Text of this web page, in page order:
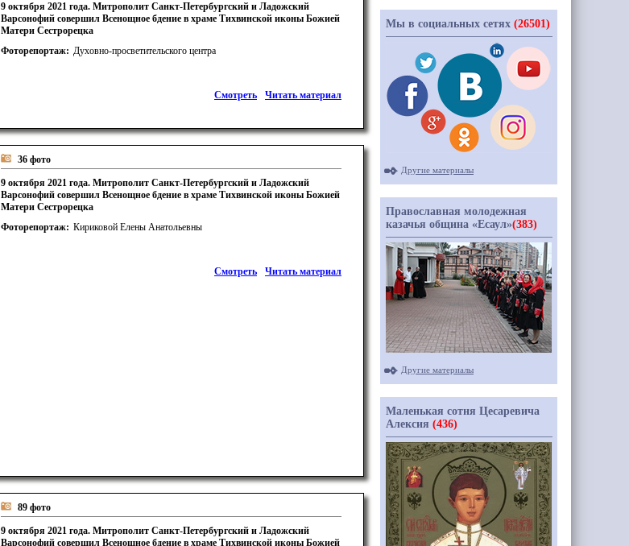
9 октября 2021 года. Митрополит Санкт-Петербургский и Ладожский
Варсонофий совершил Всенощное бдение в храме Тихвинской иконы Божией
Матери Сестрорецка
Фоторепортаж: Духовно-просветительского центра
Читать материал
Смотреть
36 фото
9 октября 2021 года. Митрополит Санкт-Петербургский и Ладожский
Варсонофий совершил Всенощное бдение в храме Тихвинской иконы Божией
Матери Сестрорецка
Фоторепортаж: Кириковой Елены Анатольевны
Читать материал
Смотреть
89 фото
9 октября 2021 года. Митрополит Санкт-Петербургский и Ладожский
Варсонофий совершил Всенощное бдение в храме Тихвинской иконы Божией
Мы в социальных сетях (26501)
Другие материалы
Православная молодежная
казачья община «Есаул»(383)
Другие материалы
Маленькая сотня Цесаревича
Алексия (436)